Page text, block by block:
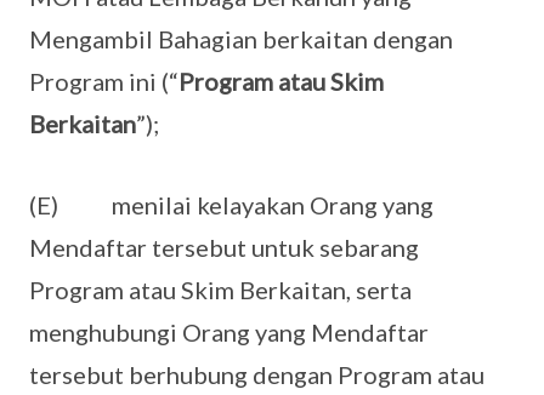
Mengambil Bahagian berkaitan dengan
Program ini (“Program atau Skim
Berkaitan”);
(E) menilai kelayakan Orang yang
Mendaftar tersebut untuk sebarang
Program atau Skim Berkaitan, serta
menghubungi Orang yang Mendaftar
tersebut berhubung dengan Program atau